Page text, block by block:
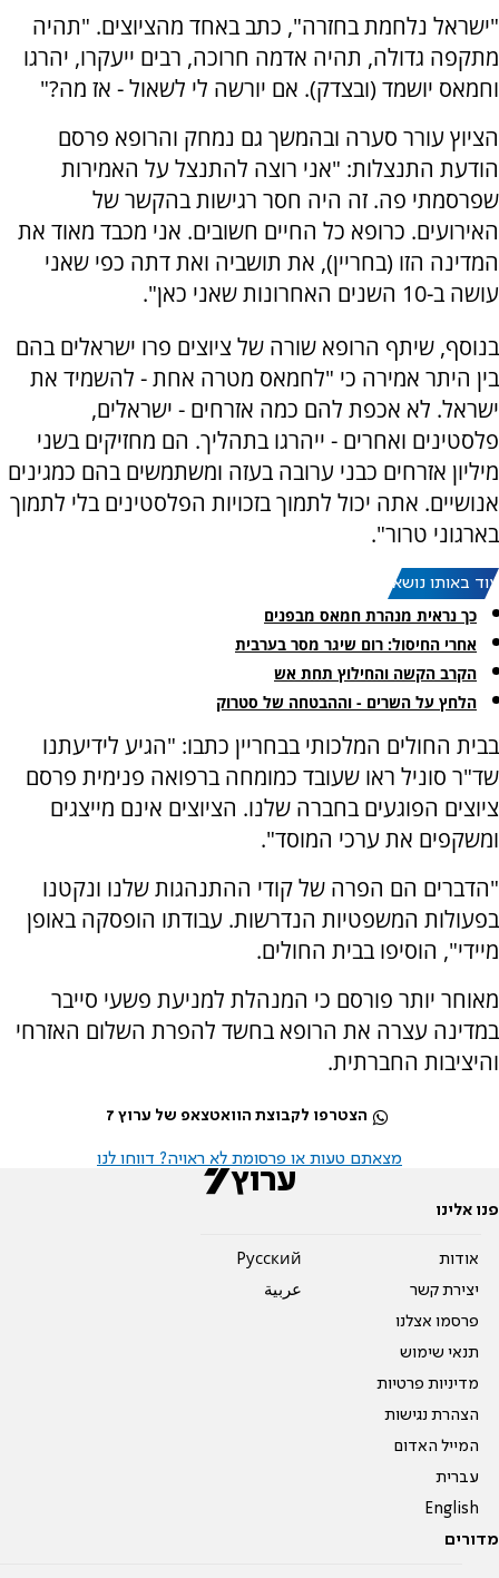
"ישראל נלחמת בחזרה", כתב באחד מהציוצים. "תהיה
מתקפה גדולה, תהיה אדמה חרוכה, רבים ייעקרו, יהרגו
וחמאס יושמד (ובצדק). אם יורשה לי לשאול - אז מה?"
הציוץ עורר סערה ובהמשך גם נמחק והרופא פרסם
הודעת התנצלות: "אני רוצה להתנצל על האמירות
שפרסמתי פה. זה היה חסר רגישות בהקשר של
האירועים. כרופא כל החיים חשובים. אני מכבד מאוד את
המדינה הזו (בחריין), את תושביה ואת דתה כפי שאני
עושה ב-10 השנים האחרונות שאני כאן".
בנוסף, שיתף הרופא שורה של ציוצים פרו ישראלים בהם
בין היתר אמירה כי "לחמאס מטרה אחת - להשמיד את
ישראל. לא אכפת להם כמה אזרחים - ישראלים,
פלסטינים ואחרים - ייהרגו בתהליך. הם מחזיקים בשני
מיליון אזרחים כבני ערובה בעזה ומשתמשים בהם כמגינים
אנושיים. אתה יכול לתמוך בזכויות הפלסטינים בלי לתמוך
בארגוני טרור".
עוד באותו נושא:
כך נראית מנהרת חמאס מבפנים
‏אחרי החיסול: רום שיגר מסר בערבית
הקרב הקשה והחילוץ תחת אש
הלחץ על השרים - וההבטחה של סטרוק
בבית החולים המלכותי בבחריין כתבו: "הגיע לידיעתנו
שד"ר סוניל ראו שעובד כמומחה ברפואה פנימית פרסם
ציוצים הפוגעים בחברה שלנו. הציוצים אינם מייצגים
ומשקפים את ערכי המוסד".
"הדברים הם הפרה של קודי ההתנהגות שלנו ונקטנו
בפעולות המשפטיות הנדרשות. עבודתו הופסקה באופן
מיידי", הוסיפו בבית החולים.
מאוחר יותר פורסם כי המנהלת למניעת פשעי סייבר
במדינה עצרה את הרופא בחשד להפרת השלום האזרחי
והיציבות החברתית.
הצטרפו לקבוצת הוואטצאפ של ערוץ 7
מצאתם טעות או פרסומת לא ראויה? דווחו לנו
פנו אלינו
אודות
יצירת קשר
פרסמו אצלנו
תנאי שימוש
מדיניות פרטיות
הצהרת נגישות
המייל האדום
עברית
English
Pусский
عربية
מדורים